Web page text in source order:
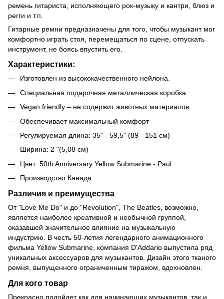
ремень гитариста, исполняющего рок-музыку и кантри, блюз и
регги и т.п.
Гитарные ремни предназначены для того, чтобы музыкант мог
комфортно играть стоя, перемещаться по сцене, отпускать
инструмент, не боясь впустить его.
Характеристики:
Изготовлен из высококачественного нейлона.
Специальная подарочная металлическая коробка
Vegan friendly – не содержит животных материалов
Обеспечивает максимальный комфорт
Регулируемая длина: 35" - 59,5" (89 - 151 см)
Ширина: 2 "(5,08 см)
Цвет: 50th Anniversary Yellow Submarine - Paul
Производство Канада
Различия и преимущества
От "Love Me Do" и до "Revolution", The Beatles, возможно,
является наиболее креативной и необычной группой,
оказавшей значительное влияние на музыкальную
индустрию. В честь 50-летия легендарного анимационного
фильма Yellow Submarine, компания D'Addario выпустила ряд
уникальных аксессуаров для музыкантов. Дизайн этого тканого
ремня, выпущенного ограниченным тиражом, вдохновлен.
Для кого товар
Прекрасно подойдет как для начинающих музыкантов, так и